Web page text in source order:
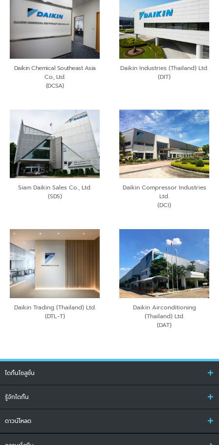
Daikin Chemical Southeast Asia
Co., Ltd.
(DCSA)
Daikin Industries (Thailand) Ltd.
(DIT)
Siam Daikin Sales Co., Ltd.
(SDS)
Daikin Compressor Industries
Ltd.
(DCI)
Daikin Trading (Thailand) Ltd.
(DTL-T)
Daikin Airconditioning
(Thailand) Ltd.
(DAT)
ไดกิ้นโซลูชั่น
รู้จักไดกิ้น
ดาวน์โหลด